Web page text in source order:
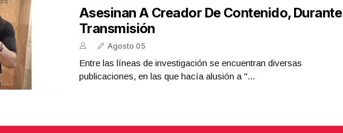
Asesinan A Creador De Contenido, Durante
Transmisión
Agosto 05
Entre las líneas de investigación se encuentran diversas
publicaciones, en las que hacía alusión a "...